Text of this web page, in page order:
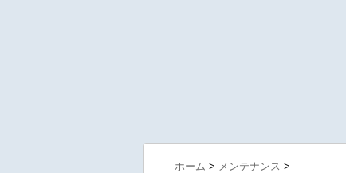
ホーム > メンテナンス >